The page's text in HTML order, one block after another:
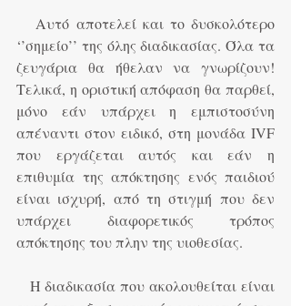
‘’σημείο’’ της όλης διαδικασίας. Όλα τα
ζευγάρια θα ήθελαν να γνωρίζουν!
Τελικά, η οριστική απόφαση θα παρθεί,
μόνο εάν υπάρχει η εμπιστοσύνη
απέναντι στον ειδικό, στη μονάδα IVF
που εργάζεται αυτός και εάν η
επιθυμία της απόκτησης ενός παιδιού
είναι ισχυρή, από τη στιγμή που δεν
υπάρχει διαφορετικός τρόπος
απόκτησης του πλην της υιοθεσίας.